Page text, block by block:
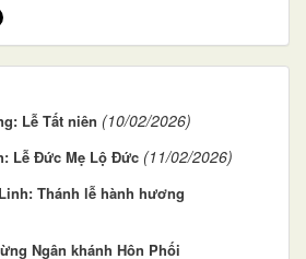
Lễ Tất niên (10/02/2026)
Lễ Đức Mẹ Lộ Đức (11/02/2026)
Thánh lễ hành hương
Ngân khánh Hôn Phối